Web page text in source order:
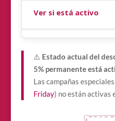
Ver si está activo
⚠️ Estado actual del
5% permanente está
Las campañas
Friday) no están activas